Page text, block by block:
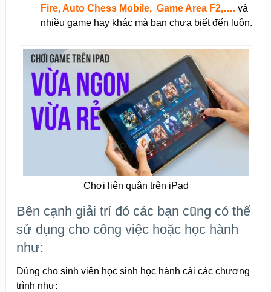
Fire, Auto Chess Mobile, Game Area F2,…. và
nhiều game hay khác mà bạn chưa biết đến luôn.
Chơi liên quân trên iPad
Bên cạnh giải trí đó các bạn cũng có thể
sử dụng cho công việc hoặc học hành
như:
Dùng cho sinh viên học sinh học hành cài các chương
trình như: